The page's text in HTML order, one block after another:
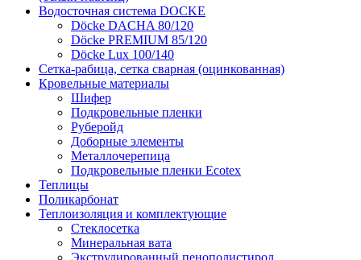
Водосточная система DOCKE
Döсkе DACHA 80/120
Döcke PREMIUM 85/120
Döсkе Luх 100/140
Сетка-рабица, сетка сварная (оцинкованная)
Кровельные материалы
Шифер
Подкровельные пленки
Руберойд
Доборные элементы
Металлочерепица
Подкровельные пленки Ecotex
Теплицы
Поликарбонат
Теплоизоляция и комплектующие
Стеклосетка
Минеральная вата
Экструдированный пенополистирол